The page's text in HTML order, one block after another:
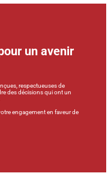
un avenir
respectueuses de
des décisions qui ont un
engagement en faveur de